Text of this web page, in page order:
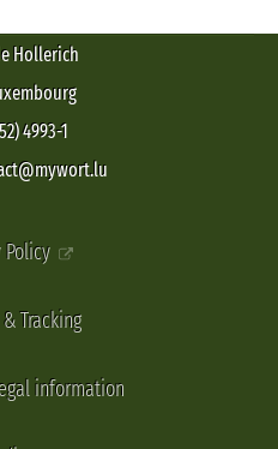
Hollerich
4993-1
Policy
Tracking
information